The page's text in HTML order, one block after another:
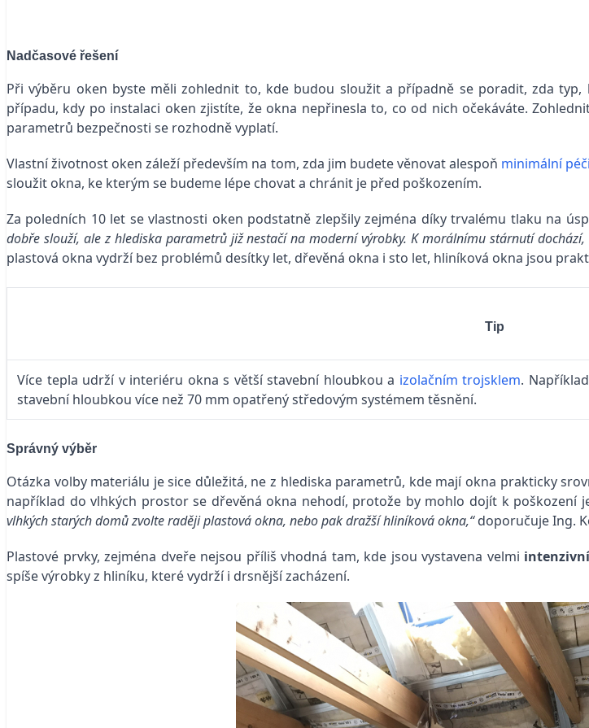
Nadčasové řešení
Při výběru oken byste měli zohlednit to, kde budou sloužit a případně se poradit, zda
případu, kdy po instalaci oken zjistíte, že okna nepřinesla to, co od nich očekáváte.
parametrů bezpečnosti se rozhodně vyplatí.
Vlastní životnost oken záleží především na tom, zda jim budete věnovat alespoň minimální
sloužit okna, ke kterým se budeme lépe chovat a chránit je před poškozením.
Za poledních 10 let se vlastnosti oken podstatně zlepšily zejména díky trvalému tlaku na
dobře slouží, ale z hlediska parametrů již nestačí na moderní výrobky. K morálnímu stárnutí
plastová okna vydrží bez problémů desítky let, dřevěná okna i sto let, hliníková okna jsou
Tip
Více tepla udrží v interiéru okna s větší stavební hloubkou a izolačním trojsklem.
stavební hloubkou více než 70 mm opatřený středovým systémem těsnění.
Správný výběr
Otázka volby materiálu je sice důležitá, ne z hlediska parametrů, kde mají okna prakticky
například do vlhkých prostor se dřevěná okna nehodí, protože by mohlo dojít k poškození
vlhkých starých domů zvolte raději plastová okna, nebo pak dražší hliníková okna,“doporučuje Ing.
Plastové prvky, zejména dveře nejsou příliš vhodná tam, kde jsou vystavena velmi
spíše výrobky z hliníku, které vydrží i drsnější zacházení.